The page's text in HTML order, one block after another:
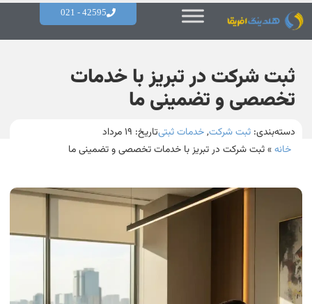
42595 - 021
ثبت شرکت در تبریز با خدمات
تخصصی و تضمینی ما
دسته‌بندی: ثبت شرکت,خدمات ثبتیتاریخ:
خانه»ثبت شرکت در تبریز با خدمات تخصصی و تضمینی ما